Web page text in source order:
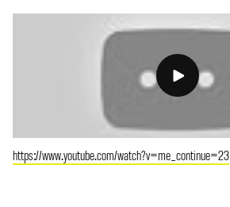
https://www.youtube.com/watch?v=me_continue=23